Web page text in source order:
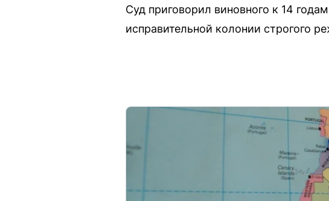
Суд приговорил виновного к 14
исправительной колонии строгого